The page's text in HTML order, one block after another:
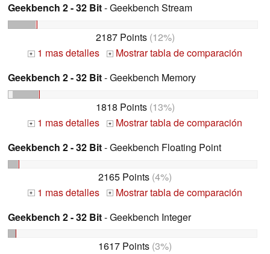
Geekbench 2 - 32 Bit- Geekbench Stream
2187 Points(12%)
+ 1 mas detalles +
Mostrar tabla de comparación
Geekbench 2 - 32 Bit- Geekbench Memory
1818 Points(13%)
+ 1 mas detalles +
Mostrar tabla de comparación
Geekbench 2 - 32 Bit- Geekbench Floating Point
2165 Points (4%)
+ 1 mas detalles +
Mostrar tabla de comparación
Geekbench 2 - 32 Bit- Geekbench Integer
1617 Points (3%)